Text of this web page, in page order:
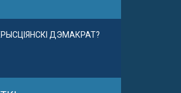
ДЭМАКРАТ?